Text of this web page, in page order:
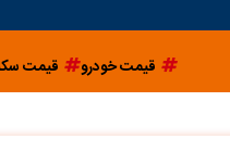
قیمت خودرو قیمت